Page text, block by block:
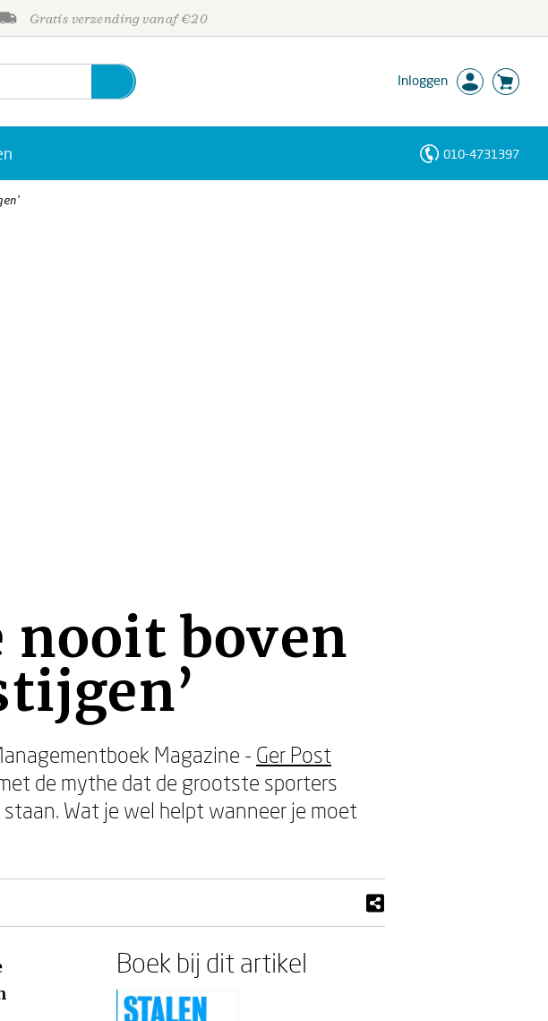
Gratis verzending vanaf €20
Inloggen
010-4731397
nooit boven
Magazine - Ger Post
de mythe dat de grootste sporters
Wat je wel helpt wanneer je moet
Boek bij dit artikel
Personen